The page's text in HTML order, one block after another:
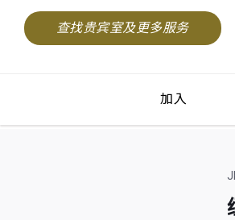
查找贵宾室及更多服务
加入